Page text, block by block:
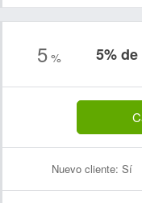
5% 5%
Nuevo cliente: Sí